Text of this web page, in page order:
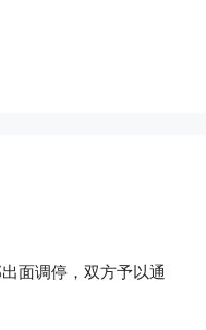
面调停，双方予以通